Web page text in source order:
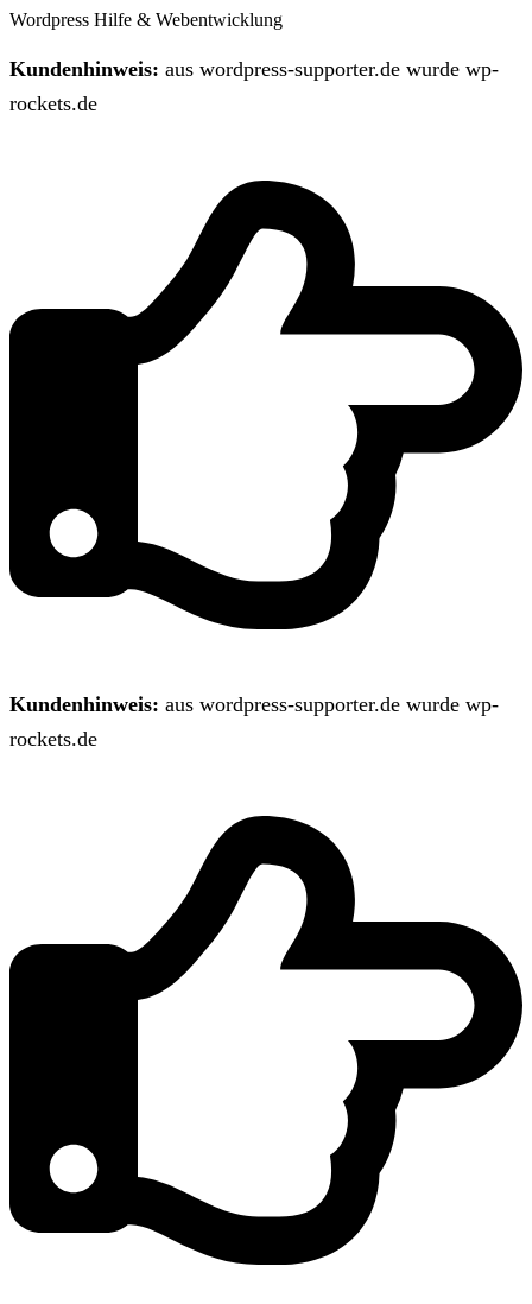
Wordpress Hilfe & Webentwicklung
Kundenhinweis: aus wordpress-supporter.de wurde wp-
rockets.de
Kundenhinweis: aus wordpress-supporter.de wurde wp-
rockets.de